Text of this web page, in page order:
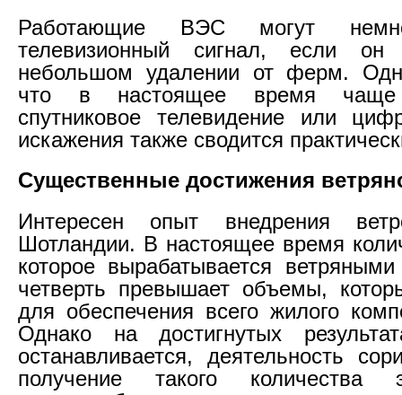
Работающие ВЭС могут
телевизионный сигнал, если он
небольшом удалении от ферм.
что в настоящее время чаще
спутниковое телевидение или
искажения также сводится
Существенные достижения
Интересен опыт внедрения
Шотландии. В настоящее время
которое вырабатывается
четверть превышает объемы,
для обеспечения всего жилого
Однако на достигнутых
останавливается, деятельность
получение такого количества